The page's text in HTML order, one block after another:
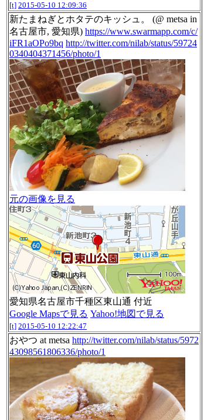
[t] 2015-05-10 12:09:36
新たまねぎとホタテのキッシュ。 (@ metsa in
名古屋市, 愛知県) https://www.swarmapp.com/c/
iFR1aOPo9bq http://twitter.com/nilab/status/59724
0340404371456/photo/1
元の画像を見る
愛知県名古屋市千種区東山通 付近
Google Mapsで見る Yahoo!地図で見る
[t] 2015-05-10 12:22:47
おやつ at metsa http://twitter.com/nilab/status/5972
43098561806336/photo/1